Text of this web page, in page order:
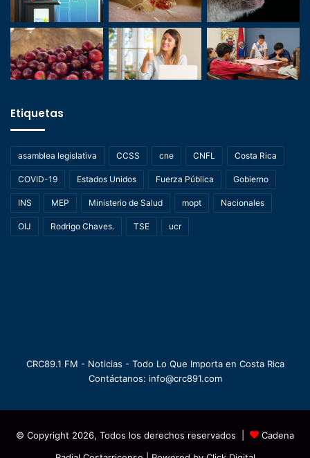
Etiquetas
asamblea legislativa CCSS cne CNFL Costa Rica
COVID-19 Estados Unidos Fuerza Pública Gobierno
INS MEP Ministerio de Salud mopt Nacionales
OIJ Rodrigo Chaves. TSE ucr
CRC89.1 FM - Noticias - Todo Lo Que Importa en Costa Rica
Contáctanos: info@crc891.com
© Copyright 2026, Todos los derechos reservados |
Cadena